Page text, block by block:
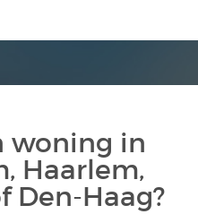
woning in
Haarlem,
Den-Haag?